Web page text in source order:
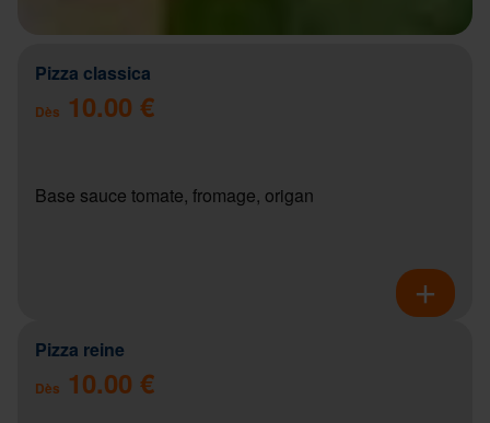
Pizza classica
Dès 10.00 €
Base sauce tomate, fromage, origan
Pizza reine
Dès 10.00 €